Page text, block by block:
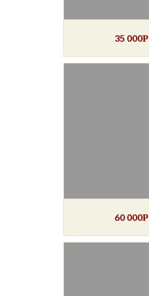
35 000Р
60 000Р